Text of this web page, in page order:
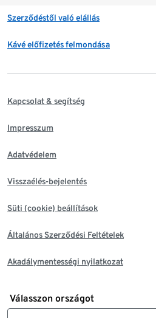
Szerződéstől való elállás
Kávé előfizetés felmondása
Kapcsolat & segítség
Impresszum
Adatvédelem
Visszaélés-bejelentés
Süti (cookie) beállítások
Általános Szerződési Feltételek
Akadálymentességi nyilatkozat
Válasszon országot